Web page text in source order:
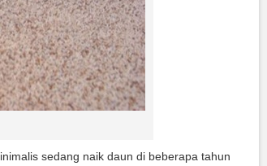
sedang naik daun di beberapa tahun